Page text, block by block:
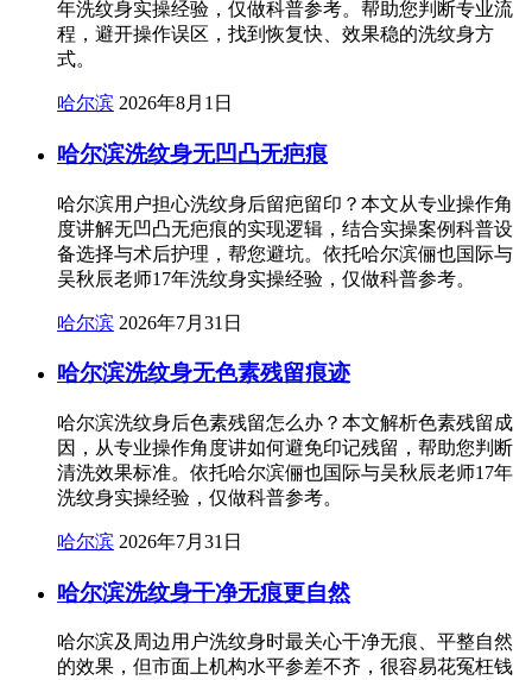
年洗纹身实操经验，仅做科普参考。帮助您判断专业流
程，避开操作误区，找到恢复快、效果稳的洗纹身方
式。
哈尔滨 2026年8月1日
哈尔滨洗纹身无凹凸无疤痕
哈尔滨用户担心洗纹身后留疤留印？本文从专业操作角
度讲解无凹凸无疤痕的实现逻辑，结合实操案例科普设
备选择与术后护理，帮您避坑。依托哈尔滨俪也国际与
吴秋辰老师17年洗纹身实操经验，仅做科普参考。
哈尔滨 2026年7月31日
哈尔滨洗纹身无色素残留痕迹
哈尔滨洗纹身后色素残留怎么办？本文解析色素残留成
因，从专业操作角度讲如何避免印记残留，帮助您判断
清洗效果标准。依托哈尔滨俪也国际与吴秋辰老师17年
洗纹身实操经验，仅做科普参考。
哈尔滨 2026年7月31日
哈尔滨洗纹身干净无痕更自然
哈尔滨及周边用户洗纹身时最关心干净无痕、平整自然
的效果，但市面上机构水平参差不齐，很容易花冤枉钱